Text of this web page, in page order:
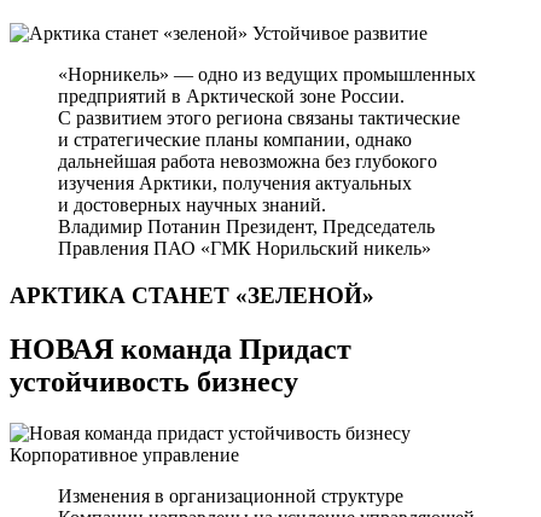
Устойчивое развитие
«Норникель» — одно из ведущих промышленных
предприятий в Арктической зоне России.
С развитием этого региона связаны тактические
и стратегические планы компании, однако
дальнейшая работа невозможна без глубокого
изучения Арктики, получения актуальных
и достоверных научных знаний.
Владимир Потанин Президент, Председатель
Правления ПАО «ГМК Норильский никель»
АРКТИКА СТАНЕТ «ЗЕЛЕНОЙ»
НОВАЯ команда Придаст
устойчивость бизнесу
Корпоративное управление
Изменения в организационной структуре